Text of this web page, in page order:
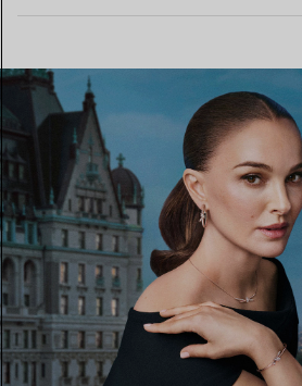
TROUVEZ LA BOUTIQUE LA PLUS PROCHE